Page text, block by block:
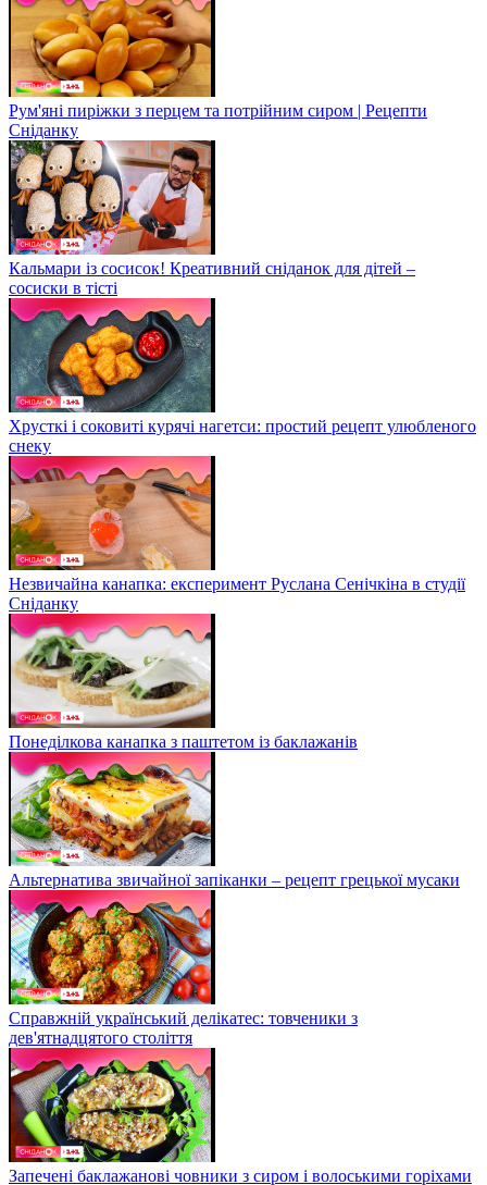
Рум'яні пиріжки з перцем та потрійним сиром | Рецепти
Сніданку
Кальмари із сосисок! Креативний сніданок для дітей –
сосиски в тісті
Хрусткі і соковиті курячі нагетси: простий рецепт улюбленого
снеку
Незвичайна канапка: експеримент Руслана Сенічкіна в студії
Сніданку
Понеділкова канапка з паштетом із баклажанів
Альтернатива звичайної запіканки – рецепт грецької мусаки
Справжній український делікатес: товченики з
дев'ятнадцятого століття
Запечені баклажанові човники з сиром і волоськими горіхами